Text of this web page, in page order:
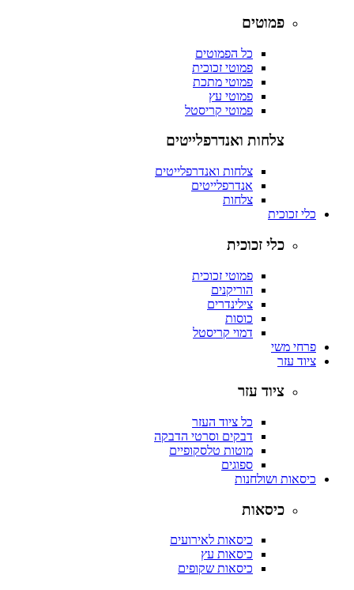
פמוטים
כל הפמוטים
פמוטי זכוכית
פמוטי מתכת
פמוטי עץ
פמוטי קריסטל
צלחות ואנדרפלייטים
צלחות ואנדרפלייטים
אנדרפלייטים
צלחות
כלי זכוכית
כלי זכוכית
פמוטי זכוכית
הוריקנים
צילינדרים
כוסות
דמוי קריסטל
פרחי משי
ציוד עזר
ציוד עזר
כל ציוד העזר
דבקים וסרטי הדבקה
מוטות טלסקופיים
ספוגים
כיסאות ושולחנות
כיסאות
כיסאות לאירועים
כיסאות עץ
כיסאות שקופים